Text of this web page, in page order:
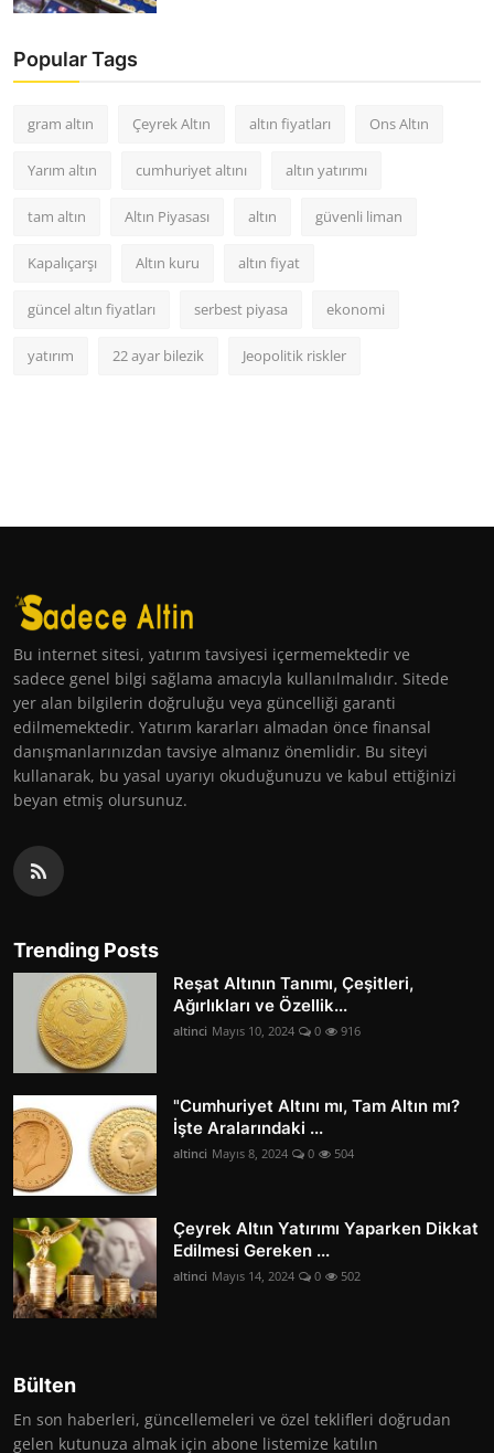
Popular Tags
gram altın Çeyrek Altın altın fiyatları Ons Altın
Yarım altın cumhuriyet altını altın yatırımı
tam altın Altın Piyasası altın güvenli liman
Kapalıçarşı Altın kuru altın fiyat
güncel altın fiyatları serbest piyasa ekonomi
yatırım 22 ayar bilezik Jeopolitik riskler
Bu internet sitesi, yatırım tavsiyesi içermemektedir ve
sadece genel bilgi sağlama amacıyla kullanılmalıdır. Sitede
yer alan bilgilerin doğruluğu veya güncelliği garanti
edilmemektedir. Yatırım kararları almadan önce finansal
danışmanlarınızdan tavsiye almanız önemlidir. Bu siteyi
kullanarak, bu yasal uyarıyı okuduğunuzu ve kabul ettiğinizi
beyan etmiş olursunuz.
Trending Posts
Reşat Altının Tanımı, Çeşitleri,
Ağırlıkları ve Özellik...
altinci Mayıs 10, 2024 0 916
"Cumhuriyet Altını mı, Tam Altın mı?
İşte Aralarındaki ...
altinci Mayıs 8, 2024 0 504
Çeyrek Altın Yatırımı Yaparken Dikkat
Edilmesi Gereken ...
altinci Mayıs 14, 2024 0 502
Bülten
En son haberleri, güncellemeleri ve özel teklifleri doğrudan
gelen kutunuza almak için abone listemize katılın